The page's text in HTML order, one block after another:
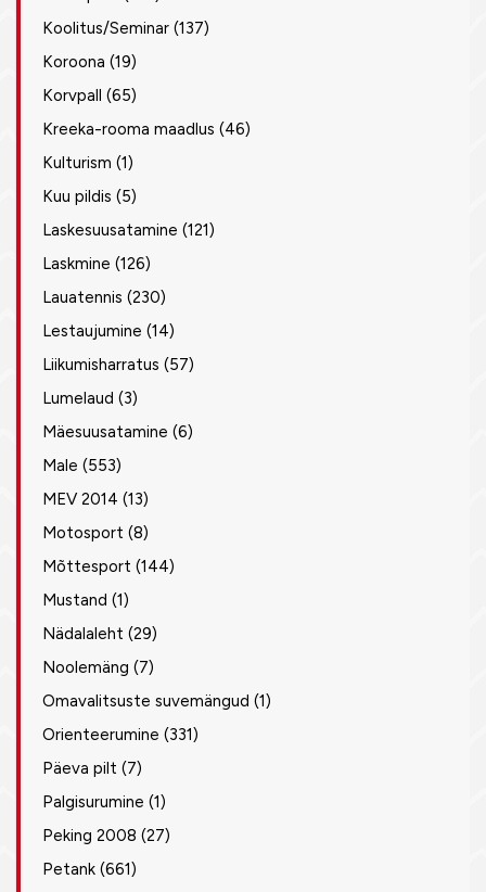
Koolitus/Seminar (137)
Koroona (19)
Korvpall (65)
Kreeka-rooma maadlus (46)
Kulturism (1)
Kuu pildis (5)
Laskesuusatamine (121)
Laskmine (126)
Lauatennis (230)
Lestaujumine (14)
Liikumisharratus (57)
Lumelaud (3)
Mäesuusatamine (6)
Male (553)
MEV 2014 (13)
Motosport (8)
Mõttesport (144)
Mustand (1)
Nädalaleht (29)
Noolemäng (7)
Omavalitsuste suvemängud (1)
Orienteerumine (331)
Päeva pilt (7)
Palgisurumine (1)
Peking 2008 (27)
Petank (661)